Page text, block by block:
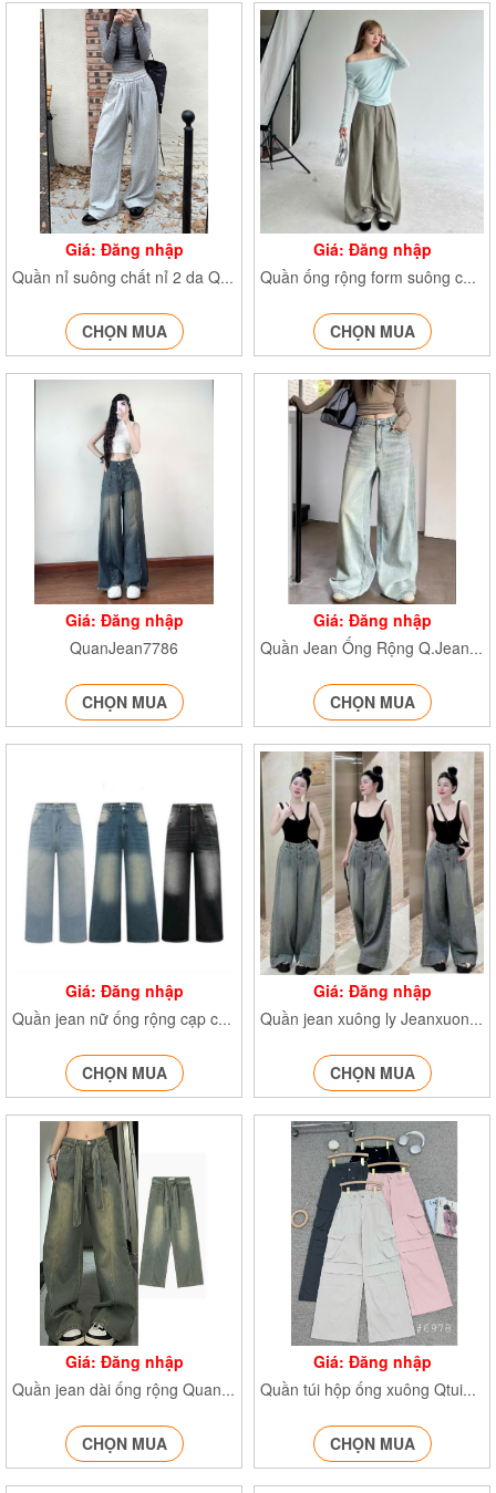
Giá: Đăng nhập
Quần nỉ suông chất nỉ 2 da Q.Nixuong830
CHỌN MUA
Giá: Đăng nhập
Quần ống rộng form suông chất xước Q.ongrongxuong840
CHỌN MUA
Giá: Đăng nhập
QuanJean7786
CHỌN MUA
Giá: Đăng nhập
Quần Jean Ống Rộng Q.Jeanxuong7776
CHỌN MUA
Giá: Đăng nhập
Quần jean nữ ống rộng cạp cao Quanjeancapcao7779 Q.Jean7780 Q.jean7781
CHỌN MUA
Giá: Đăng nhập
Quần jean xuông ly Jeanxuongly7657
CHỌN MUA
Giá: Đăng nhập
Quần jean dài ống rộng Quanjean874
CHỌN MUA
Giá: Đăng nhập
Quần túi hộp ống xuông Qtuihop6978
CHỌN MUA